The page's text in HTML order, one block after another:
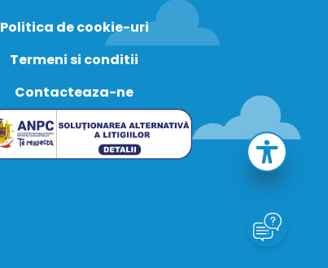
Politica de cookie-uri
Termeni si conditii
Contacteaza-ne